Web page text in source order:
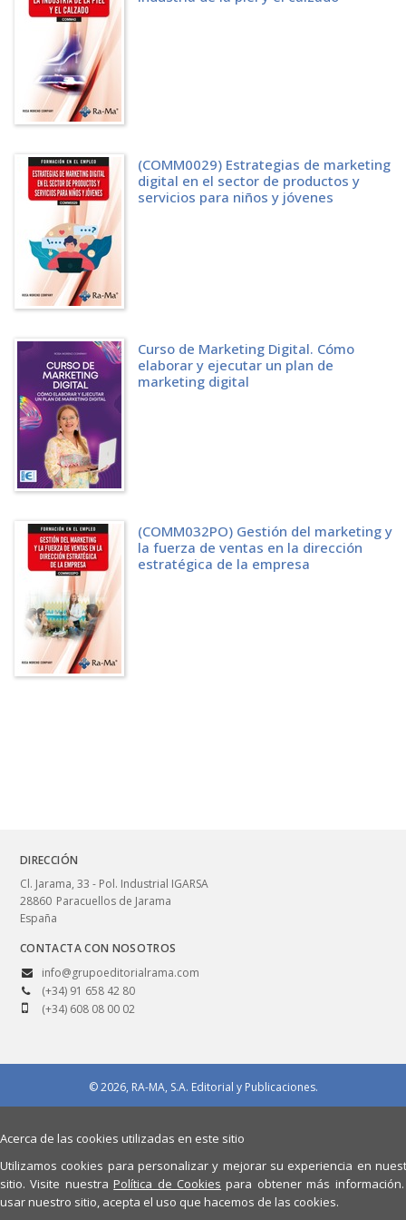
6.14 HERRAMIENTAS NINJA PARA HACER CRECER TU NEGOCIO EN
6.14.1 HERRAMIENTAS DE GESTIÓN DE PROYECTOS
6.14.2 HERRAMIENTAS PARA EL DESARROLLO DE UNA WEB
6.14.3 HERRAMIENTAS PARA CAMPAÑAS CON INFLUENCERS O
EMBAJADORES DE MARCA
6.14.4 HERRAMIENTAS PARA LA CREACIÓN DEL BUYER PERSONA
6.14.6 OTRAS HERRAMIENTAS DE MARKETING DIGITAL
CAPÍTULO 7. CHATGPT Y OTRAS HERRAMIENTAS DE INTELIGENCIA
ARTIFICIAL AL ALCANCE DE TODOS
7.1 QUÉ ES CHATGPT Y PARA QUÉ SIRVE
7.2 PLATAFORMAS ALTERNATIVAS DE INTELIGENCIA ARTIFICIAL
CONVERSACIONAL
7.3 CONCEPTOS BÁSICOS DE CHATGPT
7.4 CÓMO TRABAJAR CON CHATGPT
7.4.1 REDACTAR UN PROMPT
7.4.3 LOS MULTIPROMPTS O PROMPTS DE VARIOS PASOS
7.4.4 MAXIMIZA CHATGPT CON INTEGRACIONES.
7.5 FORMAS DE USAR CHATGPT EN NUESTRA ESTRATEGIA DE
MARKETING DIGITAL
7.6 OTRAS HERRAMIENTAS DE INTELIGENCIA ARTIFICIAL
CAPÍTULO 8. ORGANIZACIÓN DE RECURSOS PARA LA
IMPLEMENTACIÓN
DEL PLAN DE MARKETING DIGITAL
8.1 CONCEPTO DEL PRESUPUESTO DE MARKETING
8.3 CONSTRUCCIÓN DEL PRESUPUESTO
8.4 CARACTERÍSTICAS DEL PRESUPUESTO
8.5 PLANIFICACIÓN PRESUPUESTARIA: LA RATIO DE CONVERSIÓN.
8.6 PROGRAMA DE TRABAJO Y ESTRATEGIAS DE ANÁLISIS
(COMM0029) Estrategias de marketing
digital en el sector de productos y
servicios para niños y jóvenes
Curso de Marketing Digital. Cómo
elaborar y ejecutar un plan de
marketing digital
(COMM032PO) Gestión del marketing y
la fuerza de ventas en la dirección
estratégica de la empresa
DIRECCIÓN
Cl. Jarama, 33 - Pol. Industrial IGARSA
28860 Paracuellos de Jarama
España
CONTACTA CON NOSOTROS
info@grupoeditorialrama.com
(+34) 91 658 42 80
(+34) 608 08 00 02
© 2026, RA-MA, S.A. Editorial y Publicaciones.
Política de cookies
Quiénes somos
Acerca de las cookies utilizadas en este sitio
Utilizamos cookies para personalizar y mejorar su experiencia en
sitio. Visite nuestraPolítica de Cookies para obtener más
usar nuestro sitio, acepta el uso que hacemos de las cookies.